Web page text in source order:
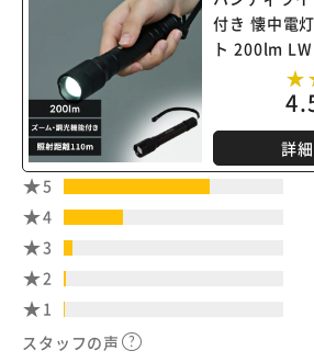
付き 懐中電
ト 200lm
詳
5
4
3
2
1
スタッフの声
※ご確認ください
カートに入れる 購